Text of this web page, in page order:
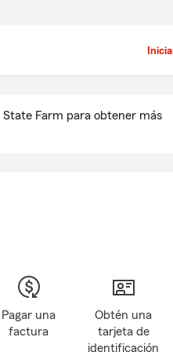
Farm para obtener más
Pagar una
factura
Obtén una
tarjeta de
identificación